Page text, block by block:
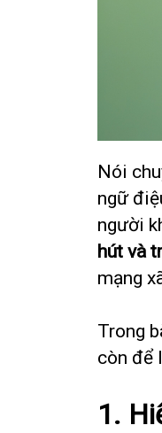
Nói
ngữ
người
hút và
mạng
Trong
còn để
1.